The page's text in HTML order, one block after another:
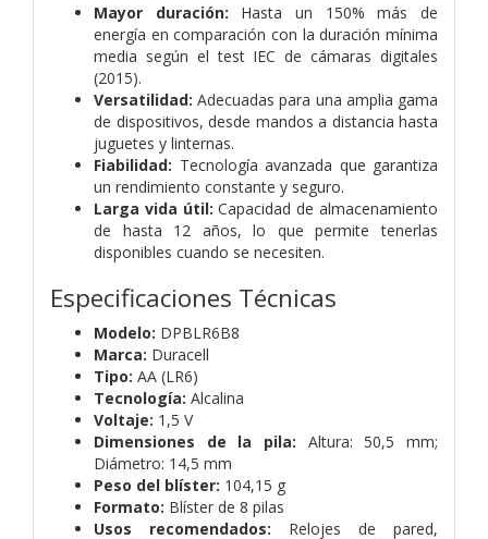
Mayor duración: Hasta un 150% más de
energía en comparación con la duración mínima
media según el test IEC de cámaras digitales
(2015).
Versatilidad: Adecuadas para una amplia gama
de dispositivos, desde mandos a distancia hasta
juguetes y linternas.
Fiabilidad: Tecnología avanzada que garantiza
un rendimiento constante y seguro.
Larga vida útil: Capacidad de almacenamiento
de hasta 12 años, lo que permite tenerlas
disponibles cuando se necesiten.
Especificaciones Técnicas
Modelo: DPBLR6B8
Marca: Duracell
Tipo: AA (LR6)
Tecnología: Alcalina
Voltaje: 1,5 V
Dimensiones de la pila: Altura: 50,5 mm;
Diámetro: 14,5 mm
Peso del blíster: 104,15 g
Formato: Blíster de 8 pilas
Usos recomendados: Relojes de pared,